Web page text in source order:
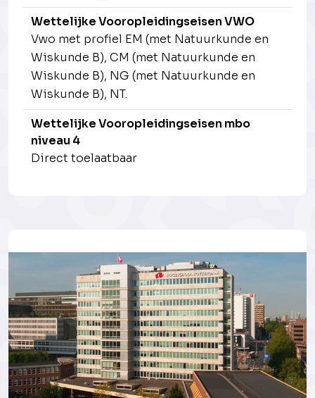
Wettelijke Vooropleidingseisen VWO
Vwo met profiel EM (met Natuurkunde en
Wiskunde B), CM (met Natuurkunde en
Wiskunde B), NG (met Natuurkunde en
Wiskunde B), NT.
Wettelijke Vooropleidingseisen mbo
niveau 4
Direct toelaatbaar